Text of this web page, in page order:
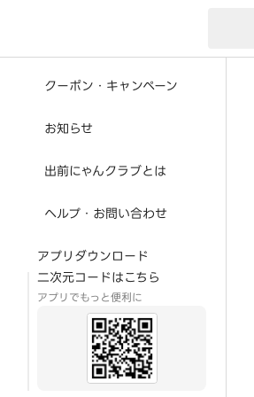
クーポン・キャンペーン
お知らせ
出前にゃんクラブとは
ヘルプ・お問い合わせ
アプリダウンロード
二次元コードはこちら
アプリでもっと便利に